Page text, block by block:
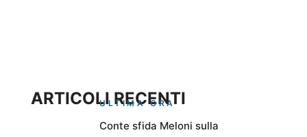
ARTICOLI RECENTI
ULTIMA ORA
Conte sfida Meloni sulla